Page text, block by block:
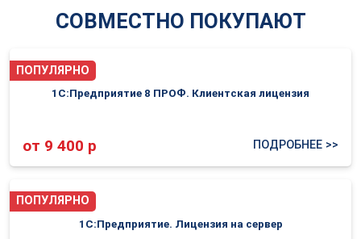
СОВМЕСТНО ПОКУПАЮТ
ПОПУЛЯРНО
1С:Предприятие 8 ПРОФ. Клиентская лицензия
от 9 400 р ПОДРОБНЕЕ >>
ПОПУЛЯРНО
1С:Предприятие. Лицензия на сервер